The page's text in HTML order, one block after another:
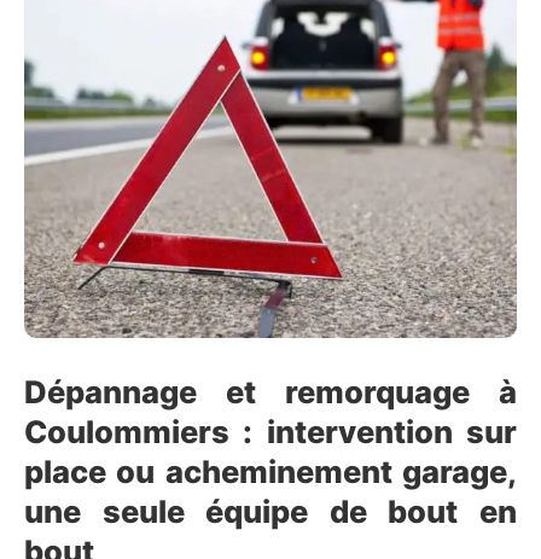
Dépannage et remorquage à
Coulommiers : intervention sur
place ou acheminement garage,
une seule équipe de bout en
bout